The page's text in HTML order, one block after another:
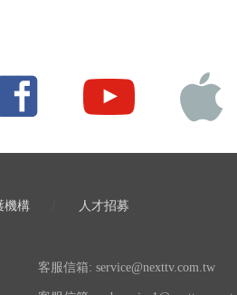
機構 人才招募
客服信箱: service@nexttv.com.tw